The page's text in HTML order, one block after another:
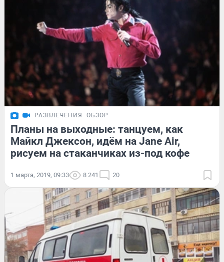
РАЗВЛЕЧЕНИЯ ОБЗОР
Планы на выходные: танцуем, как
Майкл Джексон, идём на Jane Air,
рисуем на стаканчиках из-под кофе
1 марта, 2019, 09:33 8 241 20